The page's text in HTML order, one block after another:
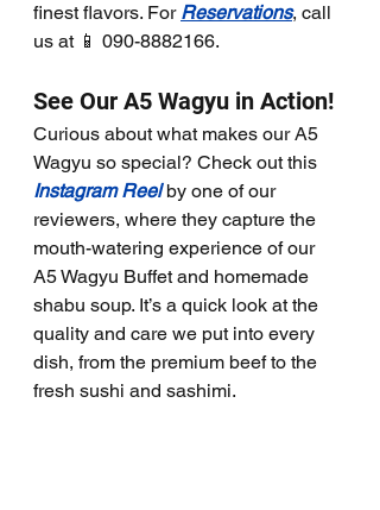
finest flavors. For Reservations, call
us at 📱 090-8882166.
See Our A5 Wagyu in Action!
Curious about what makes our A5
Wagyu so special? Check out this
Instagram Reel by one of our
reviewers, where they capture the
mouth-watering experience of our
A5 Wagyu Buffet and homemade
shabu soup. It’s a quick look at the
quality and care we put into every
dish, from the premium beef to the
fresh sushi and sashimi.